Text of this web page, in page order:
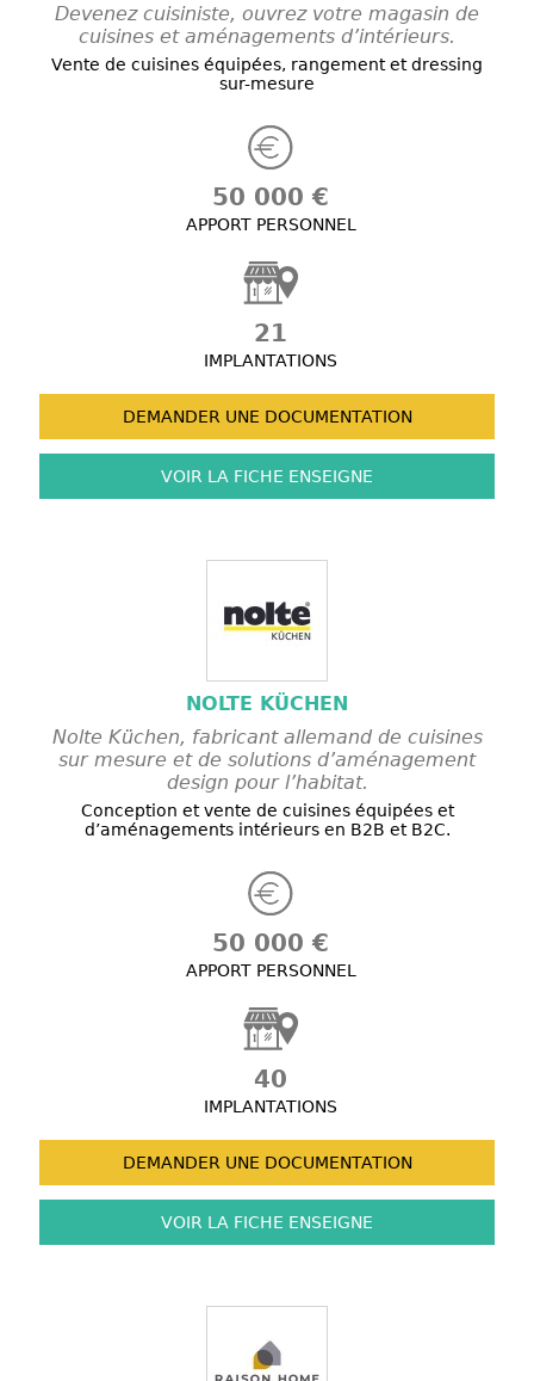
Devenez cuisiniste, ouvrez votre magasin de
cuisines et aménagements d’intérieurs.
Vente de cuisines équipées, rangement et dressing
sur-mesure
50 000 €
APPORT PERSONNEL
21
IMPLANTATIONS
DEMANDER UNE DOCUMENTATION
VOIR LA FICHE ENSEIGNE
NOLTE KÜCHEN
Nolte Küchen, fabricant allemand de cuisines
sur mesure et de solutions d’aménagement
design pour l’habitat.
Conception et vente de cuisines équipées et
d’aménagements intérieurs en B2B et B2C.
50 000 €
APPORT PERSONNEL
40
IMPLANTATIONS
DEMANDER UNE DOCUMENTATION
VOIR LA FICHE ENSEIGNE